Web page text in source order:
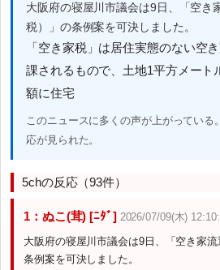
大阪府の寝屋川市議会は9日、「空き
税）」の条例案を可決しました。
「空き家税」は居住実態のない空
課されるもので、土地1平方メート
額に住宅
このニュースに多くの声が上がっている
応が見られた。
5chの反応（93件）
1：ぬこ(茸) [ﾆﾀﾞ] 2026/07/09(木)
大阪府の寝屋川市議会は9日、「空き家
条例案を可決しました。